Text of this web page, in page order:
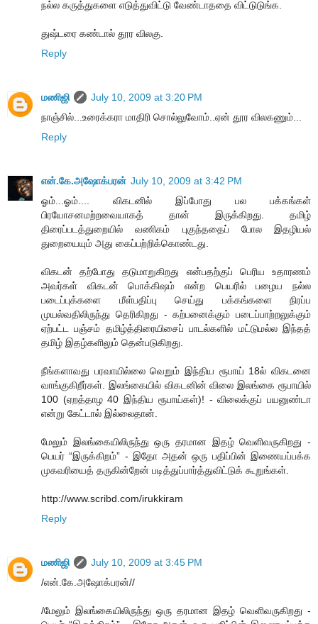
நல்ல கருத்துகளை எடுத்துவிட்டு வேண்டாததை விட்டுடுங்க.
துஷ்டரை கண்டால் தூர விலகு.
Reply
மணிஜி
July 10, 2009 at 3:20 PM
நாஞ்சில்...உரைக்கரா மாதிரி சொல்லுவோம்..ஏன் தூர விலகணும்...
Reply
என்.கே.அஷோக்பரன் July 10, 2009 at 3:42 PM
ஓம்...ஓம்.... விகடனில் இப்போது பல பக்கங்கள்
பிரயோசனமற்றவையாகத் தான் இருக்கிறது. தமிழ்
திரைப்படத்துறையில் வணிகம் புகுந்ததைப் போல இதழியல்
துறையையும் அது கைப்பற்றிக்கொண்டது.
விகடன் தற்போது தடுமாறுகிறது என்பதற்குப் பெரிய உதாரணம்
அவர்கள் விகடன் பொக்கிஷம் என்ற பெயரில் பழைய நல்ல
படைப்புக்களை மீள்பதிப்பு செய்து பக்கங்களை நிரப்ப
முயல்வதிலிருந்து தெரிகிறது - கற்பனைக்கும் படைப்பாற்றலுக்கும்
ஏற்பட்ட பஞ்சம் தமிழ்த்திரையிசைப் பாடல்களில் மட்டுமல்ல இந்தத்
தமிழ் இதழ்களிலும் தென்படுகிறது.
நீங்களாவது பரவாயில்லை வெறும் இந்திய ரூபாய் 18ல் விகடனை
வாங்குகிறீர்கள். இலங்கையில் விகடனின் விலை இலங்கை ரூபாயில்
100 (ஏறத்தாழ 40 இந்திய ரூபாய்கள்)! - விலைக்குப் பயனுண்டா
என்று கேட்டால் இல்லைதான்.
மேலும் இலங்கையிலிருந்து ஒரு தரமான இதழ் வெளிவருகிறது -
பெயர் “இருக்கிறம்” - இதோ அதன் ஒரு பதிப்பின் இணையப்பக்க
முகவரியைத் தருகின்றேன் படித்துப்பார்த்துவிட்டுக் கூறுங்கள்.
http://www.scribd.com/irukkiram
Reply
மணிஜி
July 10, 2009 at 3:45 PM
/என்.கே.அஷோக்பரன்//
/மேலும் இலங்கையிலிருந்து ஒரு தரமான இதழ் வெளிவருகிறது -